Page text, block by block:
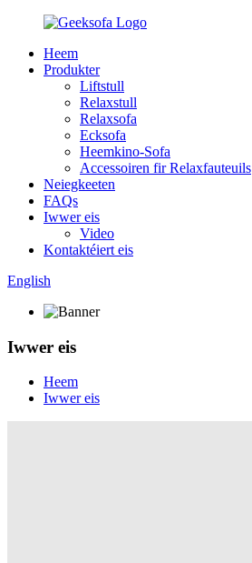
Heem
Produkter
Liftstull
Relaxstull
Relaxsofa
Ecksofa
Heemkino-Sofa
Accessoiren fir Relaxfauteuils
Neiegkeeten
FAQs
Iwwer eis
Video
Kontaktéiert eis
English
Iwwer eis
Heem
Iwwer eis